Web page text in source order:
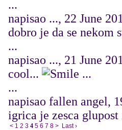
...
napisao ..., 22 June
dobro je da se nekom
...
napisao ..., 21 June
cool...
...
...
napisao fallen angel,
igrica je zesca glupost
< 1 2 3 4 5 6 7 8 > Last ›